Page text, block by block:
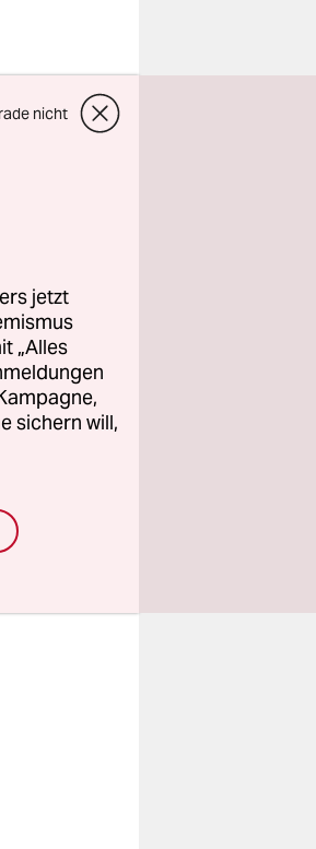
nicht
jetzt
„Alles
sichern will,